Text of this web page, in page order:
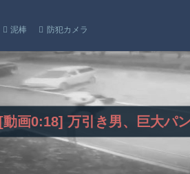
泥棒 防犯カメラ
[動画0:18] 万引き男、巨大パ